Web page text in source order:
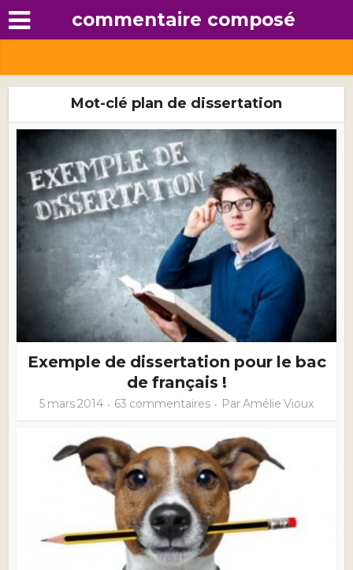
commentaire composé
Mot-clé plan de dissertation
Exemple de dissertation pour le bac
de français !
5 mars 2014 63 commentaires ParAmélie Vioux